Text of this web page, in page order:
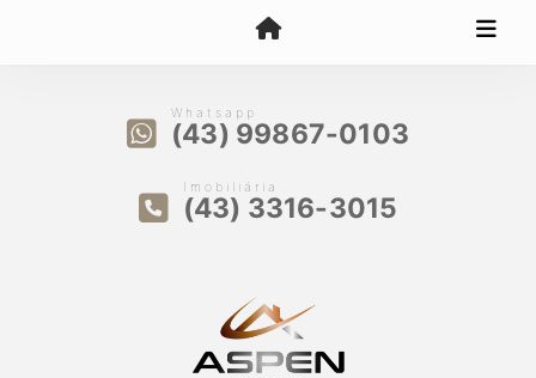
Whatsapp
(43) 99867-0103
Imobiliária
(43) 3316-3015